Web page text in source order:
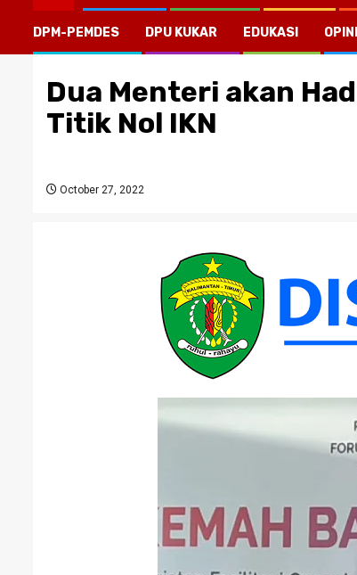
DPM-PEMDES DPU KUKAR EDUKASI OPINI
Dua Menteri akan
Titik Nol IKN
October 27, 2022